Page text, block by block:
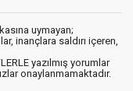
uymayan;
inançlara saldırı içeren,
yazılmış yorumlar
onaylanmamaktadır.